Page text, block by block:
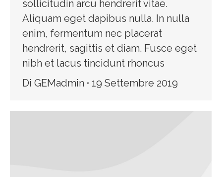
sollicitudin arcu hendrerit vitae.
Aliquam eget dapibus nulla. In nulla
enim, fermentum nec placerat
hendrerit, sagittis et diam. Fusce eget
nibh et lacus tincidunt rhoncus
Di GEMadmin 19 Settembre 2019